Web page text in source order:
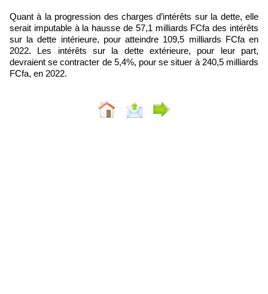
Quant à la progression des charges d’intérêts sur la dette, elle
serait imputable à la hausse de 57,1 milliards FCfa des intérêts
sur la dette intérieure, pour atteindre 109,5 milliards FCfa en
2022. Les intérêts sur la dette extérieure, pour leur part,
devraient se contracter de 5,4%, pour se situer à 240,5 milliards
FCfa, en 2022.